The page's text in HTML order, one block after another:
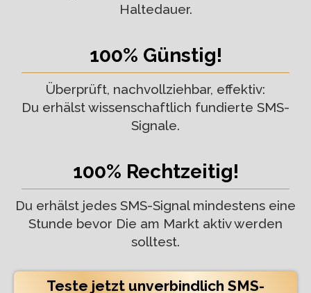
Haltedauer.
100% Günstig!
Überprüft, nachvollziehbar, effektiv:
Du erhälst wissenschaftlich fundierte SMS-
Signale.
100% Rechtzeitig!
Du erhälst jedes SMS-Signal mindestens eine
Stunde bevor Die am Markt aktiv werden
solltest.
Teste jetzt unverbindlich SMS-